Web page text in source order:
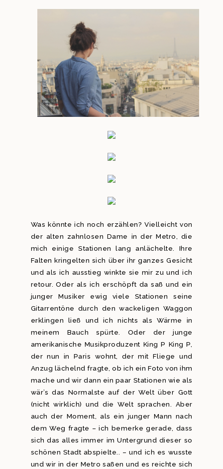
Was könnte ich noch erzählen? Vielleicht von
der alten zahnlosen Dame in der Metro, die
mich einige Stationen lang anlächelte. Ihre
Falten kringelten sich über ihr ganzes Gesicht
und als ich ausstieg winkte sie mir zu und ich
retour. Oder als ich erschöpft da saß und ein
junger Musiker ewig viele Stationen seine
Gitarrentöne durch den wackeligen Waggon
erklingen ließ und ich nichts als Wärme in
meinem Bauch spürte. Oder der junge
amerikanische Musikproduzent King P King P,
der nun in Paris wohnt, der mit Fliege und
Anzug lächelnd fragte, ob ich ein Foto von ihm
mache und wir dann ein paar Stationen wie als
wär’s das Normalste auf der Welt über Gott
(nicht wirklich) und die Welt sprachen. Aber
auch der Moment, als ein junger Mann nach
dem Weg fragte – ich bemerke gerade, dass
sich das alles immer im Untergrund dieser so
schönen Stadt abspielte.. – und ich es wusste
und wir in der Metro saßen und es reichte sich